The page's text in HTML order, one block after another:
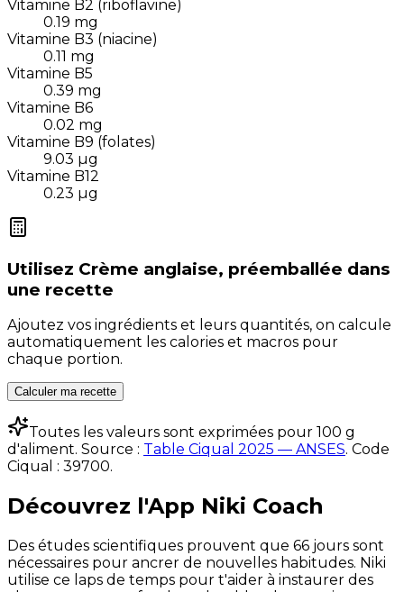
Vitamine B2 (riboflavine)
0.19 mg
Vitamine B3 (niacine)
0.11 mg
Vitamine B5
0.39 mg
Vitamine B6
0.02 mg
Vitamine B9 (folates)
9.03 µg
Vitamine B12
0.23 µg
Utilisez Crème anglaise, préemballée dans
une recette
Ajoutez vos ingrédients et leurs quantités, on calcule
automatiquement les calories et macros pour
chaque portion.
Calculer ma recette
Toutes les valeurs sont exprimées pour 100 g
d'aliment. Source : Table Ciqual 2025 — ANSES. Code
Ciqual : 39700.
Découvrez l'App Niki Coach
Des études scientifiques prouvent que 66 jours sont
nécessaires pour ancrer de nouvelles habitudes. Niki
utilise ce laps de temps pour t'aider à instaurer des